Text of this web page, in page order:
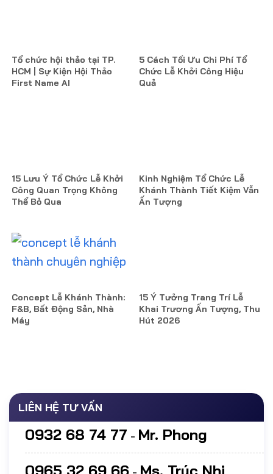
Tổ chức hội thảo tại TP.
HCM | Sự Kiện Hội Thảo
First Name AI
5 Cách Tối Ưu Chi Phí Tổ
Chức Lễ Khởi Công Hiệu
Quả
15 Lưu Ý Tổ Chức Lễ Khởi
Công Quan Trọng Không
Thể Bỏ Qua
Kinh Nghiệm Tổ Chức Lễ
Khánh Thành Tiết Kiệm Vẫn
Ấn Tượng
Concept Lễ Khánh Thành:
F&B, Bất Động Sản, Nhà
Máy
15 Ý Tưởng Trang Trí Lễ
Khai Trương Ấn Tượng, Thu
Hút 2026
LIÊN HỆ TƯ VẤN
0932 68 74 77 - Mr. Phong
0965 32 69 66
Ms. Trúc Nhi